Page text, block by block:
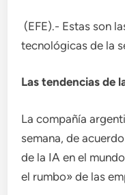
(EFE).- Estas son
tecnológicas de la
Las tendencias de
La compañía
semana, de
de la IA en el
el rumbo» de las